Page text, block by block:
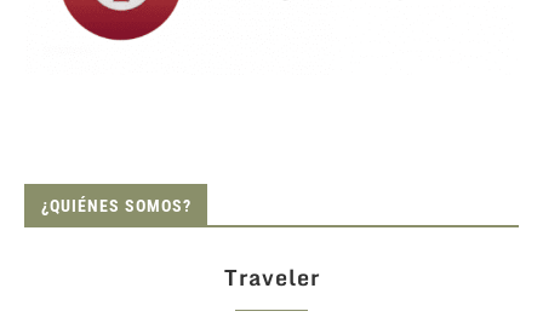
¿QUIÉNES SOMOS?
Traveler